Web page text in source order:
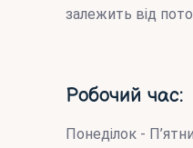
залежить від
Робочий час:
Понеділок -